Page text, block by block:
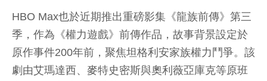
HBO Max也於近期推出重磅影集《龍族前傳》第三
季，作為《權力遊戲》前傳作品，故事背景設定於
原作事件200年前，聚焦坦格利安家族權力鬥爭。該
劇由艾瑪達西、麥特史密斯與奧利薇亞庫克等原班